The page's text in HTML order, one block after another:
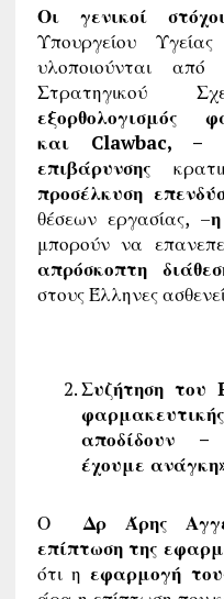
Οι γενικοί
Υπουργείου
υλοποιούνται
Στρατηγικού
εξορθολογισμός
και Clawbac, –
επιβάρυνσης
προσέλκυση
θέσεων εργασίας, –
μπορούν να
απρόσκοπτη
στους Έλληνες
Συζήτηση του
αποδίδουν –
έχουμε
ΟΔρ Άρης
επίπτωση της
ότι η εφαρμογή